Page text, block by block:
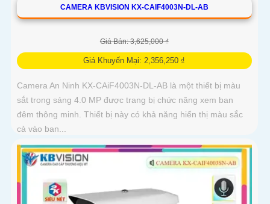
CAMERA KBVISION KX-CAIF4003N-DL-AB
Giá Bán: 3,625,000 ₫
Giá Khuyến Mại: 2,356,250 ₫
Camera An Ninh KX-CAiF4003N-DL-AB là một thiết bị màu
sắt trong sáng 4.0 MP được trang bị chức năng xem ban
đêm thông minh. Thiết bị này có khả năng hiển thị màu sắc
cả vào ban...